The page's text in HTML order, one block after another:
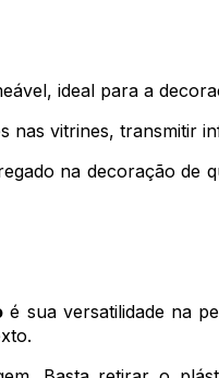
ideal para a
nas vitrines, transmitir
na decoração
é sua versatilidade na